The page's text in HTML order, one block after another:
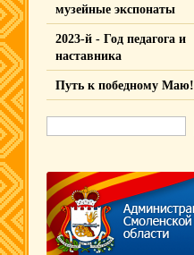
музейные экспонаты
2023-й - Год педагога и
наставника
Путь к победному Маю!